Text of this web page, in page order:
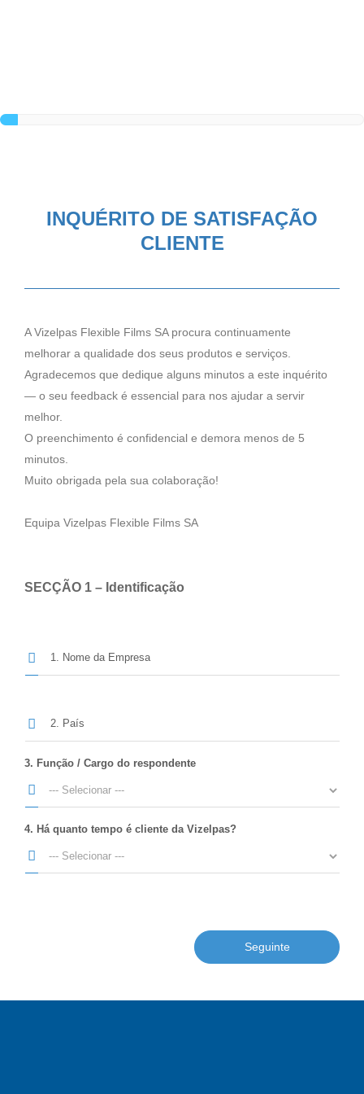
INQUÉRITO DE SATISFAÇÃO
CLIENTE
A Vizelpas Flexible Films SA procura continuamente
melhorar a qualidade dos seus produtos e serviços.
Agradecemos que dedique alguns minutos a este inquérito
— o seu feedback é essencial para nos ajudar a servir
melhor.
O preenchimento é confidencial e demora menos de 5
minutos.
Muito obrigada pela sua colaboração!
Equipa Vizelpas Flexible Films SA
SECÇÃO 1 – Identificação
1. Nome da Empresa
2. País
3. Função / Cargo do respondente
4. Há quanto tempo é cliente da Vizelpas?
Seguinte